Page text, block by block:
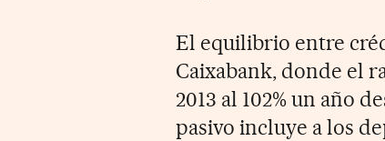
El equilibrio entre
Caixabank, donde el
2013 al 102% un año
pasivo incluye a los